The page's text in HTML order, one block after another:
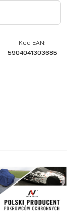
Kod EAN:
5904041303685